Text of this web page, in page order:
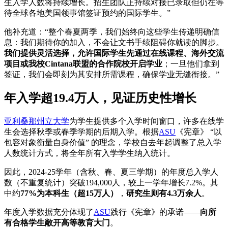
生入学人数将持续增长。招生团队正持续对接已录取但仍在等
待全球各地美国领事馆签证预约的国际学生。”
他补充道：“整个春夏两季，我们始终向这些学生传递明确信
息：我们期待你的加入，不会让文书手续阻碍你就读的脚步。
我们提供灵活选择，允许国际学生先通过在线课程、海外交流
项目或我校Cintana联盟的合作院校开启学业 ；一旦他们拿到
签证，我们会即刻为其安排所需课程，确保学业无缝衔接。”
年入学超19.4万人，见证历史性增长
亚利桑那州立大学为学生提供多个入学时间窗口，许多在线学
生会选择秋季或春季学期的后期入学。根据ASU 《宪章》 “以
包容对象衡量自身价值” 的理念，学校自去年起调整了总入学
人数统计方式，将全年所有入学学生纳入统计。
因此，2024-25学年（含秋、春、夏三学期）的年度总入学人
数（不重复统计）突破194,000人，较上一学年增长7.2%。其
中约77%为本科生（超15万人） ， 研究生则有4.3万余人 。
年度入学数据充分体现了ASU践行《宪章》的承诺——向所
有合格学生敞开高等教育大门 。